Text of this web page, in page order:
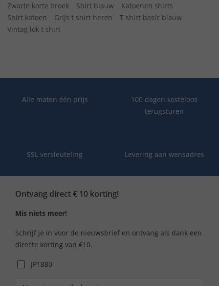
Zwarte korte broek
Shirt blauw
Katoenen shirts
Shirt katoen
Grijs t shirt heren
T shirt basic blauw
Vintag lok t shirt
Alle maten één prijs
100 dagen kosteloos
terugsturen
SSL versleuteling Levering aan wensadres
Ontvang direct € 10 korting!
Mis niets meer!
Schrijf je in voor de nieuwsbrief en ontvang als dank een
directe korting van €10.
JP1880